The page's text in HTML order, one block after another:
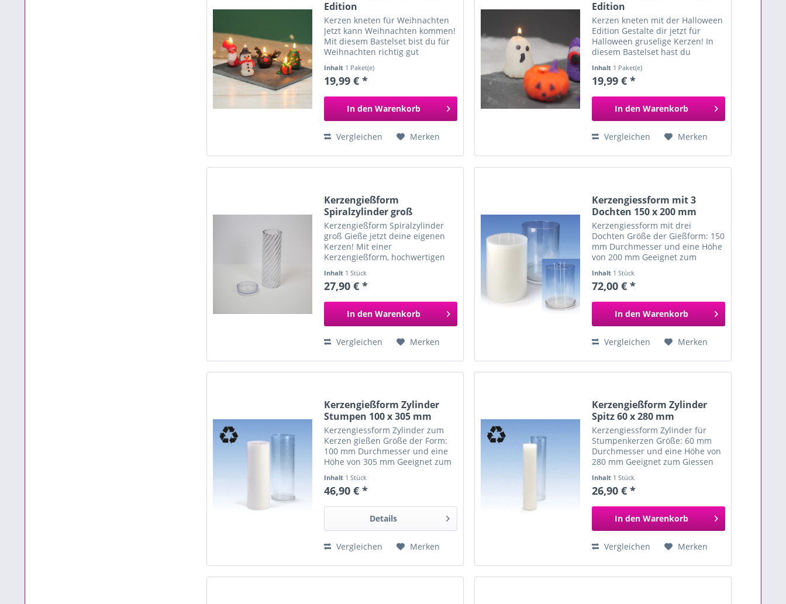
Edition
Kerzen kneten für Weihnachten
Jetzt kann Weihnachten kommen!
Mit diesem Bastelset bist du für
Weihnachten richtig gut
Bastelset um Kerzen in der
Vorweihnachtszeit zu basteln
und zu kneten, oder als
Geschenkidee...
Inhalt 1 Paket(e)
19,99 € *
In den Warenkorb
Vergleichen Merken
Edition
Kerzen kneten mit der Halloween
Edition Gestalte dir jetzt für
Halloween gruselige Kerzen! In
diesem Bastelset hast du
mit denen du Gespenster,
Spinnen, kleine Monster oder
was auch immer gestalten
kannst....
Inhalt 1 Paket(e)
19,99 € *
In den Warenkorb
Vergleichen Merken
Kerzengießform
Spiralzylinder groß
Kerzengießform Spiralzylinder
groß Gieße jetzt deine eigenen
Kerzen! Mit einer
Kerzengießform, hochwertigen
passenden Docht hast du in
kurzer Zeit eine wunderschöne
unserem Onlineshop...
Inhalt 1 Stück
27,90 € *
In den Warenkorb
Vergleichen Merken
Kerzengiessform mit 3
Dochten 150 x 200 mm
Kerzengiessform mit drei
Dochten Größe der Gießform: 150
mm Durchmesser und eine Höhe
von 200 mm Geeignet zum
Paraffin/Stearin-Kerzen Form ist
aus recyceltem Polycarbonat und
Inhalt 1 Stück
72,00 € *
In den Warenkorb
Vergleichen Merken
Kerzengießform Zylinder
Stumpen 100 x 305 mm
Kerzengiessform Zylinder zum
Kerzen gießen Größe der Form:
100 mm Durchmesser und eine
Höhe von 305 mm Geeignet zum
Paraffin/Stearin-Kerzen Form ist
aus recyceltem Polycarbonat und
dadurch...
Inhalt 1 Stück
46,90 € *
Details
Vergleichen Merken
Kerzengießform Zylinder
Spitz 60 x 280 mm
Kerzengiessform Zylinder für
Stumpenkerzen Größe: 60 mm
Durchmesser und eine Höhe von
280 mm Geeignet zum Giessen
Paraffin/Stearin-Kerzen Form ist
aus recyceltem Polycarbonat und
dadurch leicht trübe...
Inhalt 1 Stück
26,90 € *
In den Warenkorb
Vergleichen Merken